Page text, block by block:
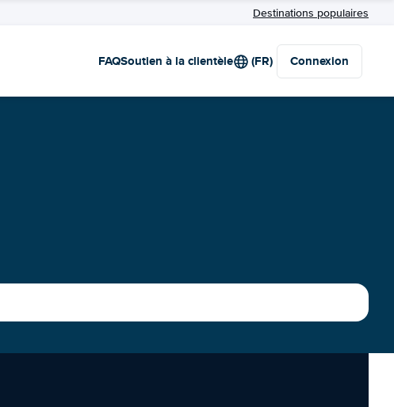
Destinations populaires
FAQSoutien à la clientèle (FR) Connexion